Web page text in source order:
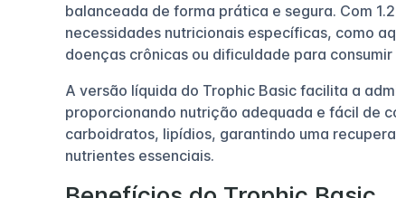
balanceada de forma prática e segura. Com
necessidades nutricionais específicas, como
doenças crônicas ou dificuldade para
A versão líquida do Trophic Basic facilita a
proporcionando nutrição adequada e fácil de
carboidratos, lipídios, garantindo uma
nutrientes essenciais.